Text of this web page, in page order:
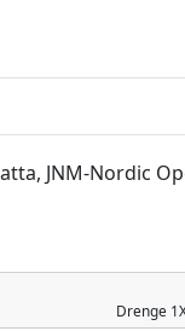
JNM-Nordic
Drenge